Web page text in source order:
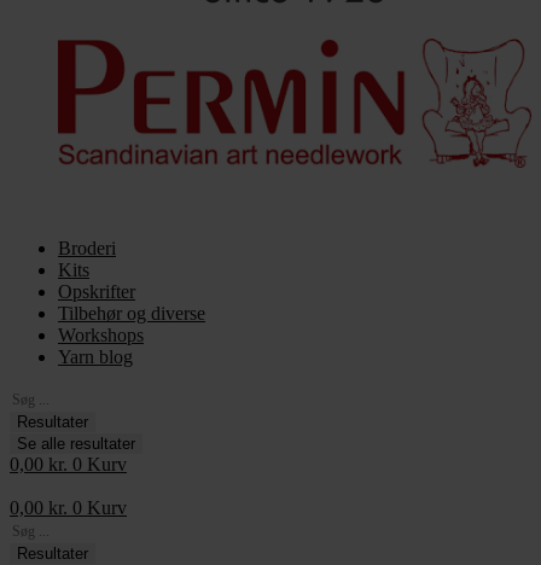
Broderi
Kits
Opskrifter
Tilbehør og diverse
Workshops
Yarn blog
Search
...Resultater
Se alle resultater
0,00 kr. 0 Kurv
0,00 kr. 0 Kurv
Search
...Resultater